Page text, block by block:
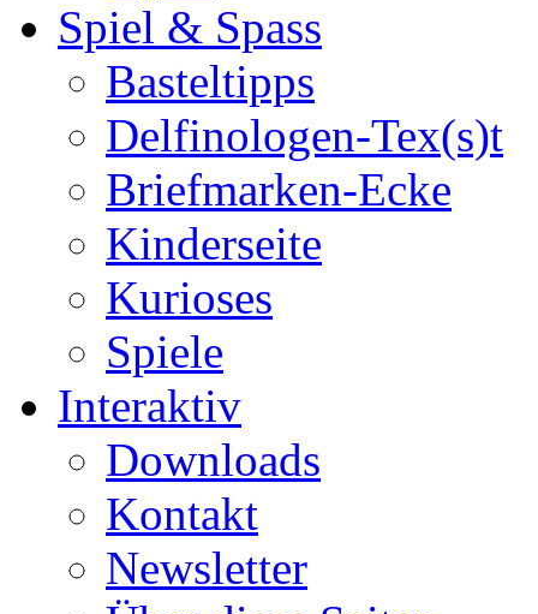
Spiel & Spass
Basteltipps
Delfinologen-Tex(s)t
Briefmarken-Ecke
Kinderseite
Kurioses
Spiele
Interaktiv
Downloads
Kontakt
Newsletter